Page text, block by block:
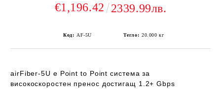
€1,196.42 2339.99лв.
Код: AF-5U Тегло: 20.000 кг
airFiber-5U е Point to Point система за
високоскоростен пренос достигащ 1.2+ Gbps